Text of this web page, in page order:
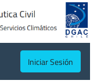
Iniciar Sesión